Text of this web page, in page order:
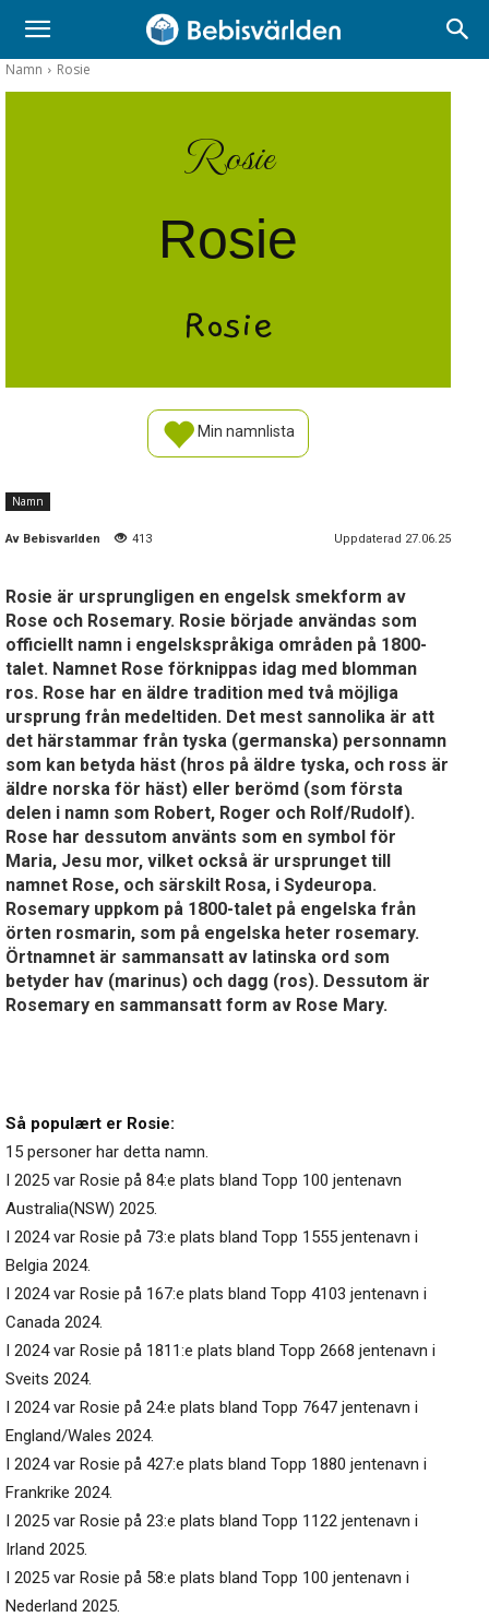
Namn Rosie
Rosie
Rosie
Rosie
Min namnlista
Namn
Av Bebisvarlden 413 Uppdaterad 27.06.25
Rosie är ursprungligen en engelsk smekform av
Rose och Rosemary. Rosie började användas som
officiellt namn i engelskspråkiga områden på 1800-
talet. Namnet Rose förknippas idag med blomman
ros. Rose har en äldre tradition med två möjliga
ursprung från medeltiden. Det mest sannolika är att
det härstammar från tyska (germanska) personnamn
som kan betyda häst (hros på äldre tyska, och ross är
äldre norska för häst) eller berömd (som första
delen i namn som Robert, Roger och Rolf/Rudolf).
Rose har dessutom använts som en symbol för
Maria, Jesu mor, vilket också är ursprunget till
namnet Rose, och särskilt Rosa, i Sydeuropa.
Rosemary uppkom på 1800-talet på engelska från
örten rosmarin, som på engelska heter rosemary.
Örtnamnet är sammansatt av latinska ord som
betyder hav (marinus) och dagg (ros). Dessutom är
Rosemary en sammansatt form av Rose Mary.
Så populært er Rosie:
15 personer har detta namn.
I 2025 var Rosie på 84:e plats bland Topp 100 jentenavn
Australia(NSW) 2025.
I 2024 var Rosie på 73:e plats bland Topp 1555 jentenavn i
Belgia 2024.
I 2024 var Rosie på 167:e plats bland Topp 4103 jentenavn i
Canada 2024.
I 2024 var Rosie på 1811:e plats bland Topp 2668 jentenavn i
Sveits 2024.
I 2024 var Rosie på 24:e plats bland Topp 7647 jentenavn i
England/Wales 2024.
I 2024 var Rosie på 427:e plats bland Topp 1880 jentenavn i
Frankrike 2024.
I 2025 var Rosie på 23:e plats bland Topp 1122 jentenavn i
Irland 2025.
I 2025 var Rosie på 58:e plats bland Topp 100 jentenavn i
Nederland 2025.